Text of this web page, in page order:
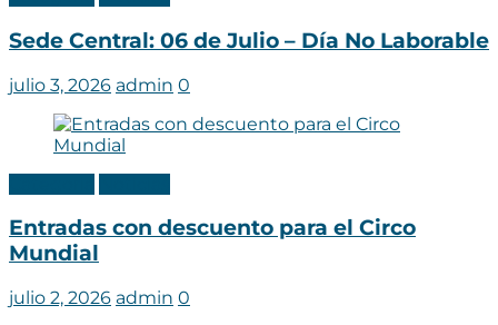
Sede Central: 06 de Julio – Día No Laborable
julio 3, 2026 admin 0
Entradas con descuento para el Circo
Mundial
julio 2, 2026 admin 0